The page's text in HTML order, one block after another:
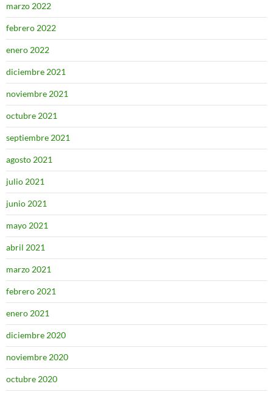
marzo 2022
febrero 2022
enero 2022
diciembre 2021
noviembre 2021
octubre 2021
septiembre 2021
agosto 2021
julio 2021
junio 2021
mayo 2021
abril 2021
marzo 2021
febrero 2021
enero 2021
diciembre 2020
noviembre 2020
octubre 2020